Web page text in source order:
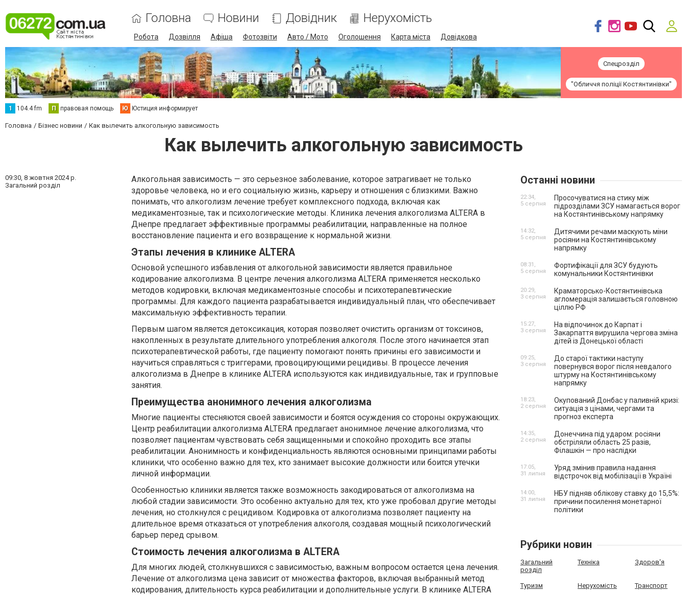
Головна Новини Довідник Нерухомість
Робота Дозвілля Афіша Фотозвіти Авто / Мото Оголошення Карта міста Довідкова
Спецрозділ
"Обличчя поліції Костянтинівки"
1 104.4 fm П правовая помощь Ю Юстиция информирует
Головна Бізнес новини Как вылечить алкогольную зависимость
Как вылечить алкогольную зависимость
09:30, 8 жовтня 2024 р.
Загальний розділ
Алкогольная зависимость — это серьезное заболевание, которое затрагивает не только
здоровье человека, но и его социальную жизнь, карьеру и отношения с близкими. Важно
понимать, что алкоголизм лечение требует комплексного подхода, включая как
медикаментозные, так и психологические методы. Клиника лечения алкоголизма ALTERA в
Днепре предлагает эффективные программы реабилитации, направленные на полное
восстановление пациента и его возвращение к нормальной жизни.
Этапы лечения в клинике ALTERA
Основой успешного избавления от алкогольной зависимости является правильное
кодирование алкоголизма. В центре лечения алкоголизма ALTERA применяется несколько
методов кодировки, включая медикаментозные способы и психотерапевтические
программы. Для каждого пациента разрабатывается индивидуальный план, что обеспечивает
максимальную эффективность терапии.
Первым шагом является детоксикация, которая позволяет очистить организм от токсинов,
накопленных в результате длительного употребления алкоголя. После этого начинается этап
психотерапевтической работы, где пациенту помогают понять причины его зависимости и
научиться справляться с триггерами, провоцирующими рецидивы. В процессе лечения
алкоголизма в Днепре в клинике ALTERA используются как индивидуальные, так и групповые
занятия.
Преимущества анонимного лечения алкоголизма
Многие пациенты стесняются своей зависимости и боятся осуждения со стороны окружающих.
Центр реабилитации алкоголизма ALTERA предлагает анонимное лечение алкоголизма, что
позволяет пациентам чувствовать себя защищенными и спокойно проходить все этапы
реабилитации. Анонимность и конфиденциальность являются основными принципами работы
клиники, что особенно важно для тех, кто занимает высокие должности или боится утечки
личной информации.
Особенностью клиники является также возможность закодироваться от алкоголизма на
любой стадии зависимости. Это особенно актуально для тех, кто уже пробовал другие методы
лечения, но столкнулся с рецидивом. Кодировка от алкоголизма позволяет пациенту на
длительное время отказаться от употребления алкоголя, создавая мощный психологический
барьер перед срывом.
Стоимость лечения алкоголизма в ALTERA
Для многих людей, столкнувшихся с зависимостью, важным вопросом остается цена лечения.
Лечение от алкоголизма цена зависит от множества факторов, включая выбранный метод
кодирования, длительность курса реабилитации и дополнительные услуги. В клинике ALTERA
Останні новини
Просочуватися на стику між
підрозділами ЗСУ намагається ворог
на Костянтинівському напрямку
22:34,
5 серпня
Дитячими речами маскують міни
росіяни на Костянтинівському
напрямку
14:32,
5 серпня
Фортифікації для ЗСУ будують
комунальники Костянтинівки
08:31,
5 серпня
Краматорсько-Костянтинівська
агломерація залишається головною
ціллю РФ
20:29,
3 серпня
На відпочинок до Карпат і
Закарпаття вирушила чергова зміна
дітей із Донецької області
15:27,
3 серпня
До старої тактики наступу
повернувся ворог після невдалого
штурму на Костянтинівському
напрямку
09:25,
3 серпня
Окупований Донбас у паливній кризі:
ситуація з цінами, чергами та
прогноз експерта
18:23,
2 серпня
Донеччина під ударом: росіяни
обстріляли область 25 разів,
Філашкін — про наслідки
14:35,
2 серпня
Уряд змінив правила надання
відстрочок від мобілізації в Україні
17:05,
31 липня
НБУ підняв облікову ставку до 15,5%:
причини посилення монетарної
політики
14:00,
31 липня
Рубрики новин
Загальний
розділ
Техніка Здоров'я
Туризм Нерухомість Транспорт